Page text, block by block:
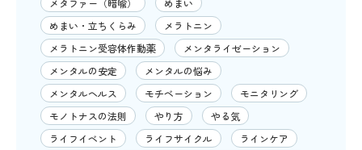
メタファー（暗喩）
めまい
めまい・立ちくらみ
メラトニン
メラトニン受容体作動薬
メンタライゼーション
メンタルの安定
メンタルの悩み
メンタルヘルス
モチベーション
モニタリング
モノトナスの法則
やり方
やる気
ライフイベント
ライフサイクル
ラインケア